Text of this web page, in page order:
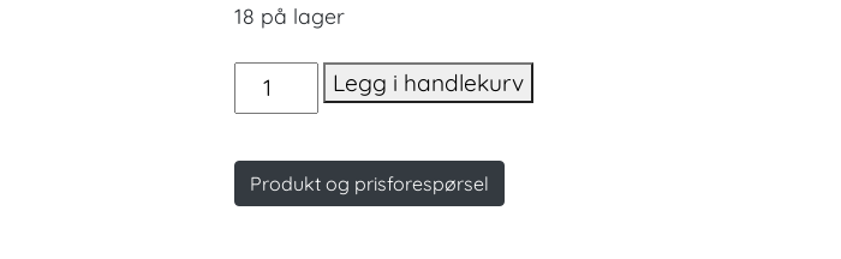
18 på lager
Lammhults
Spira
antall
Legg i handlekurv
Produkt og prisforespørsel